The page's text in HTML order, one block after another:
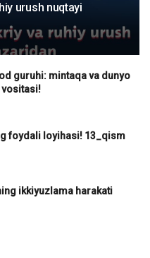
urush nuqtayi
guruhi: mintaqa va dunyo
vositasi!
foydali loyihasi! 13_qism
ikkiyuzlama harakati